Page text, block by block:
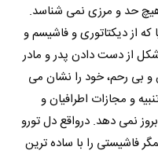
حد و مرزی نمی شناسد.
که از دیکتاتوری و فاشیسم و
شکل از دست دادن پدر و مادر
بی رحم، خود را نشان می
و مجازات اطرافیان و
نمی دهد. درواقع دل تورو
فاشیستی را با ساده ترین